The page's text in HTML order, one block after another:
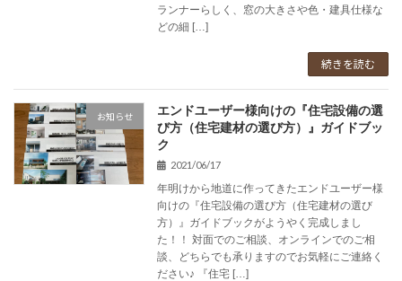
ランナーらしく、窓の大きさや色・建具仕様な
どの細 […]
続きを読む
お知らせ
エンドユーザー様向けの『住宅設備の選
び方（住宅建材の選び方）』ガイドブッ
ク
2021/06/17
年明けから地道に作ってきたエンドユーザー様
向けの『住宅設備の選び方（住宅建材の選び
方）』ガイドブックがようやく完成しまし
た！！ 対面でのご相談、オンラインでのご相
談、どちらでも承りますのでお気軽にご連絡く
ださい♪ 『住宅 […]